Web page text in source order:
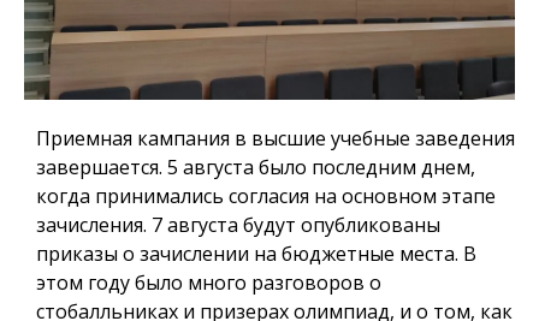
Приемная кампания в высшие учебные заведения
завершается. 5 августа было последним днем,
когда принимались согласия на основном этапе
зачисления. 7 августа будут опубликованы
приказы о зачислении на бюджетные места. В
этом году было много разговоров о
стобалльниках и призерах олимпиад, и о том, как